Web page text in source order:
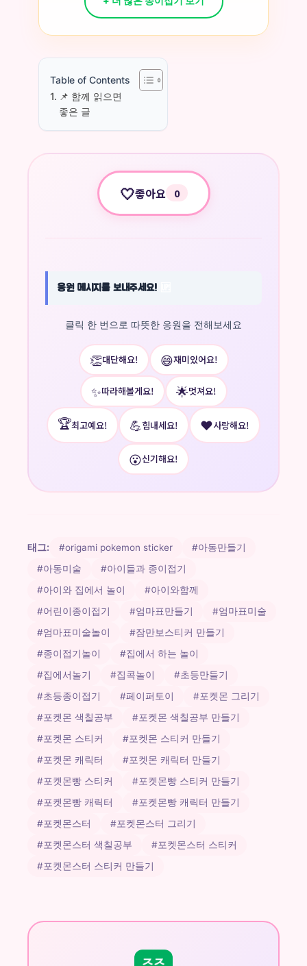
Table of Contents
📌 함께 읽으면
좋은 글
🤍좋아요 0
응원 메시지를 보내주세요!
클릭 한 번으로 따뜻한 응원을 전해보세요
👏대단해요! 😄재미있어요!
✨따라해볼게요! 🌟멋져요!
🏆최고예요! 💪힘내세요! ❤️사랑해요!
😮신기해요!
태그: #origami pokemon sticker
#아동만들기
#아동미술
#아이들과 종이접기
#아이와 집에서 놀이
#아이와함께
#어린이종이접기
#엄마표만들기
#엄마표미술
#엄마표미술놀이
#잠만보스티커 만들기
#종이접기놀이
#집에서 하는 놀이
#집에서놀기
#집콕놀이
#초등만들기
#초등종이접기
#페이퍼토이
#포켓몬 그리기
#포켓몬 색칠공부
#포켓몬 색칠공부 만들기
#포켓몬 스티커
#포켓몬 스티커 만들기
#포켓몬 캐릭터
#포켓몬 캐릭터 만들기
#포켓몬빵 스티커
#포켓몬빵 스티커 만들기
#포켓몬빵 캐릭터
#포켓몬빵 캐릭터 만들기
#포켓몬스터
#포켓몬스터 그리기
#포켓몬스터 색칠공부
#포켓몬스터 스티커
#포켓몬스터 스티커 만들기